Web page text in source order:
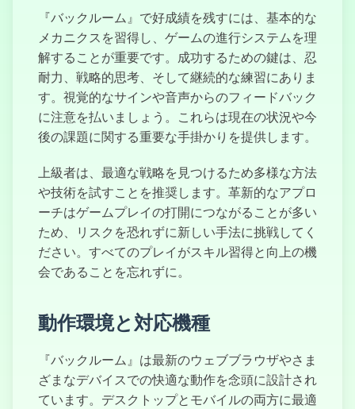
『バックルーム』で好成績を残すには、基本的な
メカニクスを習得し、ゲームの進行システムを理
解することが重要です。成功するための鍵は、忍
耐力、戦略的思考、そして継続的な練習にありま
す。視覚的なサインや音声からのフィードバック
に注意を払いましょう。これらは現在の状況や今
後の課題に関する重要な手掛かりを提供します。
上級者は、最適な戦略を見つけるため多様な方法
や技術を試すことを推奨します。革新的なアプロ
ーチはゲームプレイの打開につながることが多い
ため、リスクを恐れずに新しい手法に挑戦してく
ださい。すべてのプレイがスキル習得と向上の機
会であることを忘れずに。
動作環境と対応機種
『バックルーム』は最新のウェブブラウザやさま
ざまなデバイスでの快適な動作を念頭に設計され
ています。デスクトップとモバイルの両方に最適